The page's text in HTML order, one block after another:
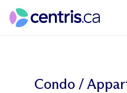
Condo /